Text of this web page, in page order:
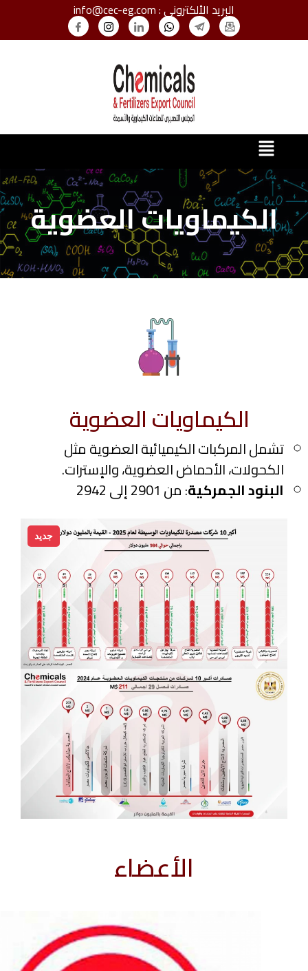
البريد الألكترونى : info@cec-eg.com
الكيماويات العضوية
الكيماويات العضوية
تشمل المركبات الكيميائية العضوية مثل
الكحولات، الأحماض العضوية، والإسترات.
البنود الجمركية: من 2901 إلى 2942
الأعضاء